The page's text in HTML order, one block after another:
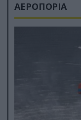
ΑΕΡΟΠΟΡΙΑ